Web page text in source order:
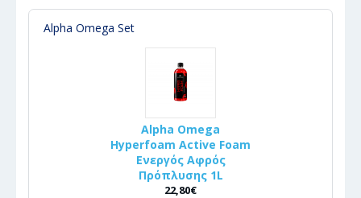
Alpha Omega Set
Alpha Omega
Hyperfoam Active Foam
Ενεργός Αφρός
Πρόπλυσης 1L
22,80€